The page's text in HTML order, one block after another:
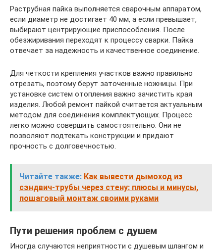
Раструбная пайка выполняется сварочным аппаратом,
если диаметр не достигает 40 мм, а если превышает,
выбирают центрирующие приспособления. После
обезжиривания переходят к процессу сварки. Пайка
отвечает за надежность и качественное соединение.
Для четкости крепления участков важно правильно
отрезать, поэтому берут заточенные ножницы. При
установке систем отопления важно зачистить края
изделия. Любой ремонт пайкой считается актуальным
методом для соединения комплектующих. Процесс
легко можно совершить самостоятельно. Они не
позволяют подтекать конструкции и придают
прочность с долговечностью.
Читайте также: Как вывести дымоход из
сэндвич-трубы через стену: плюсы и минусы,
пошаговый монтаж своими руками
Пути решения проблем с душем
Иногда случаются неприятности с душевым шлангом и